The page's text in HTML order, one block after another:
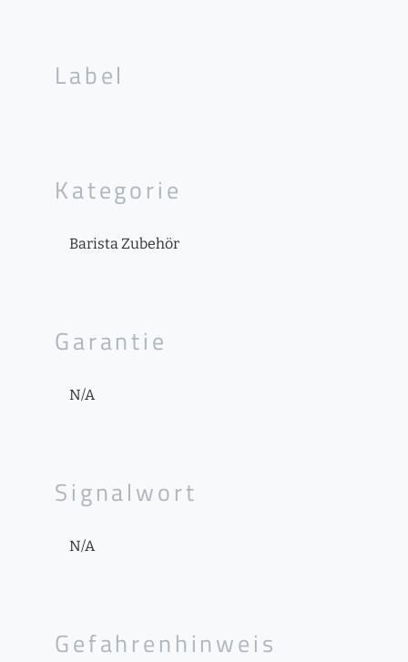
Label
Kategorie
Barista Zubehör
Garantie
N/A
Signalwort
N/A
Gefahrenhinweis